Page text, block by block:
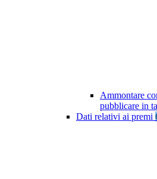
Ammontare
pubblicare in
Dati relativi ai premi